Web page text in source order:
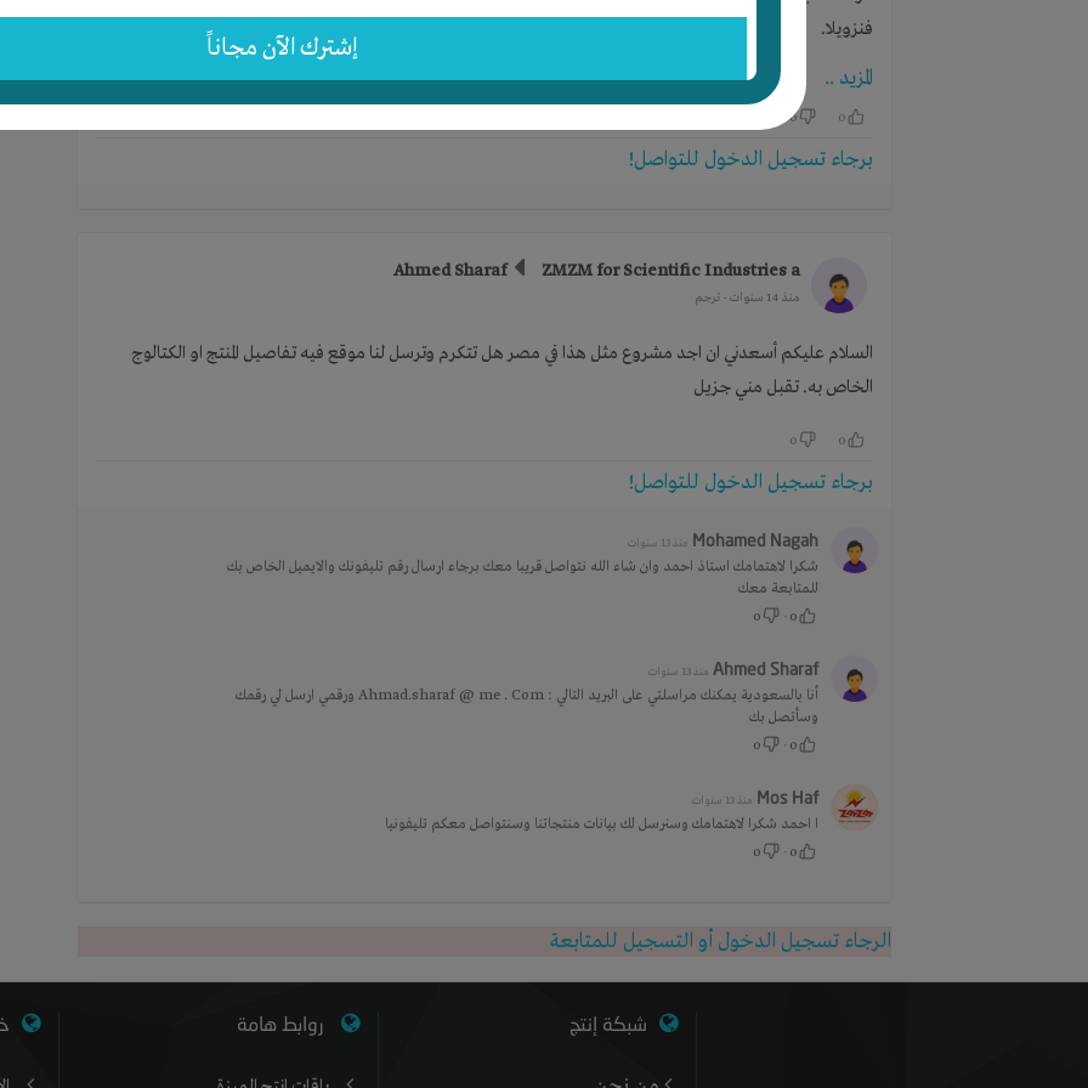
إشترك الآن مجاناً
فنزويلا.
والآن بانتظار التمويل لتغطية كلفة إنشاء النظام ... في حال كان من طرفكم مهتمين بالموضوع على الرحب والسعة..
د.محمد الدالاتي
المزيد ..
0
0
برجاء تسجيل الدخول للتواصل!
Ahmed Sharaf ZMZM for Scientific Industries a
منذ 14 سنوات - ترجم
السلام عليكم أسعدني ان اجد مشروع مثل هذا في مصر هل تتكرم وترسل لنا موقع فيه تفاصيل المنتج او الكتالوج
الخاص به. تقبل مني جزيل
0
0
برجاء تسجيل الدخول للتواصل!
Mohamed Nagah منذ 13 سنوات
شكرا لاهتمامك استاذ احمد وان شاء الله نتواصل قريبا معك برجاء ارسال رقم تليفونك والايميل الخاص بك
للمتابعة معك
0
·
0
Ahmed Sharaf منذ 13 سنوات
أنا بالسعودية يمكنك مراسلتي على البريد التالي : Ahmad.sharaf @ me . Com ورقمي ارسل لي رقمك
وسأتصل بك
0
·
0
Mos Haf منذ 13 سنوات
ا احمد شكرا لاهتمامك وسنرسل لك بيانات منتجاتنا وسنتواصل معكم تليفونيا
0
·
0
الرجاء تسجيل الدخول أو التسجيل للمتابعة
شبكة إنتج روابط هامة